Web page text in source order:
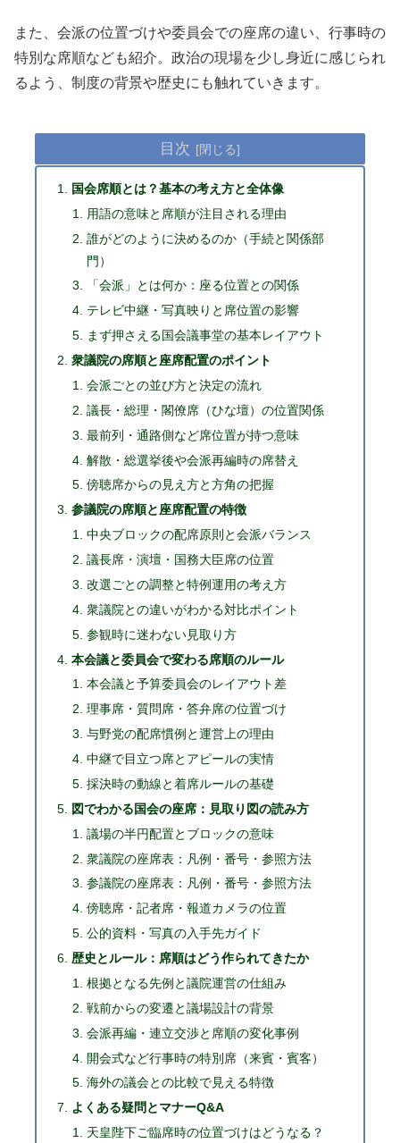
また、会派の位置づけや委員会での座席の違い、行事時の
特別な席順なども紹介。政治の現場を少し身近に感じられ
るよう、制度の背景や歴史にも触れていきます。
目次
国会席順とは？基本の考え方と全体像
用語の意味と席順が注目される理由
誰がどのように決めるのか（手続と関係部
門）
「会派」とは何か：座る位置との関係
テレビ中継・写真映りと席位置の影響
まず押さえる国会議事堂の基本レイアウト
衆議院の席順と座席配置のポイント
会派ごとの並び方と決定の流れ
議長・総理・閣僚席（ひな壇）の位置関係
最前列・通路側など席位置が持つ意味
解散・総選挙後や会派再編時の席替え
傍聴席からの見え方と方角の把握
参議院の席順と座席配置の特徴
中央ブロックの配席原則と会派バランス
議長席・演壇・国務大臣席の位置
改選ごとの調整と特例運用の考え方
衆議院との違いがわかる対比ポイント
参観時に迷わない見取り方
本会議と委員会で変わる席順のルール
本会議と予算委員会のレイアウト差
理事席・質問席・答弁席の位置づけ
与野党の配席慣例と運営上の理由
中継で目立つ席とアピールの実情
採決時の動線と着席ルールの基礎
図でわかる国会の座席：見取り図の読み方
議場の半円配置とブロックの意味
衆議院の座席表：凡例・番号・参照方法
参議院の座席表：凡例・番号・参照方法
傍聴席・記者席・報道カメラの位置
公的資料・写真の入手先ガイド
歴史とルール：席順はどう作られてきたか
根拠となる先例と議院運営の仕組み
戦前からの変遷と議場設計の背景
会派再編・連立交渉と席順の変化事例
開会式など行事時の特別席（来賓・賓客）
海外の議会との比較で見える特徴
よくある疑問とマナーQ&A
天皇陛下ご臨席時の位置づけはどうなる？